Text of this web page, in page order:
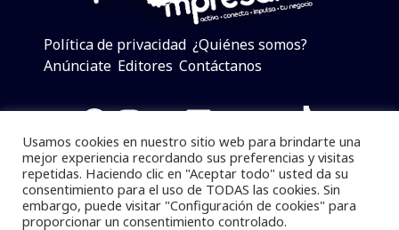
Política de privacidad ¿Quiénes somos?
Anúnciate Editores Contáctanos
Facebook
Instagram
Twitter
LinkedIn
Telegram
YouTube
TikTok
Pymempresario © 2025 Todos los derechos reservados.
Se prohibe el uso de la información total o parcial sin
Usamos cookies en nuestro sitio web para brindarte una
mejor experiencia recordando sus preferencias y visitas
repetidas. Haciendo clic en "Aceptar todo" usted da su
consentimiento para el uso de TODAS las cookies. Sin
embargo, puede visitar "Configuración de cookies" para
proporcionar un consentimiento controlado.